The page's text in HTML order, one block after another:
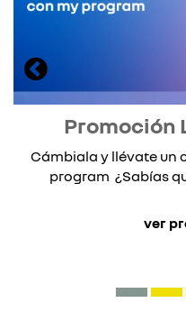
Promoción
Cámbiala y llévate un
program ¿Sabías
ver